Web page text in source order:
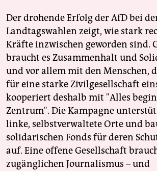
Der drohende Erfolg der AfD bei
Landtagswahlen zeigt, wie stark
Kräfte inzwischen geworden sind.
braucht es Zusammenhalt und
und vor allem mit den Menschen,
für eine starke Zivilgesellschaft
kooperiert deshalb mit "Alles
Zentrum". Die Kampagne
linke, selbstverwaltete Orte und
solidarischen Fonds für deren
auf. Eine offene Gesellschaft
zugänglichen Journalismus – und